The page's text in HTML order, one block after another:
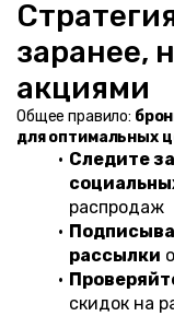
заранее,
акциями
Общее правило:
для оптимальных
Следите
распродаж
рассылки
скидок на